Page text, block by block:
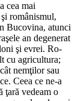
cea mai
românismul,
Bucovina, atunci
an degenerat
şi evrei. Ro­
cu agri­cultura;
nemţilor sau
Ceea ce ne-a
ţară vedeam o